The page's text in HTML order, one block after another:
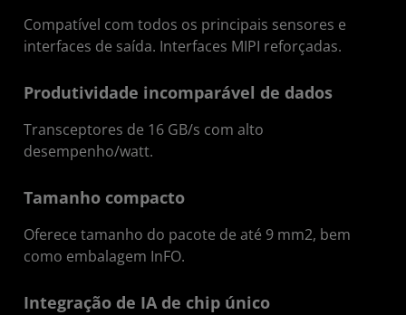
Compatível com todos os principais sensores e
interfaces de saída. Interfaces MIPI reforçadas.
Produtividade incomparável de dados
Transceptores de 16 GB/s com alto
desempenho/watt.
Tamanho compacto
Oferece tamanho do pacote de até 9 mm2, bem
como embalagem InFO.
Integração de IA de chip único